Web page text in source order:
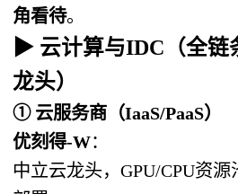
角看待。
▶ 云计算与IDC（全链
龙头）
① 云服务商（IaaS/PaaS）
优刻得-W：
中立云龙头，GPU/CPU资